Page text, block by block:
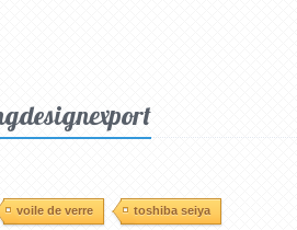
voile de verre toshiba seiya